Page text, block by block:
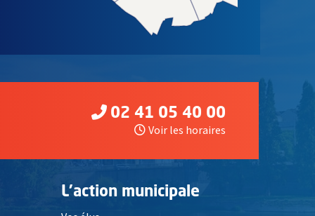
02 41 05 40 00
Voir les horaires
L'action municipale